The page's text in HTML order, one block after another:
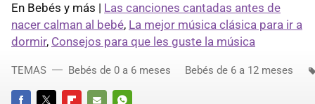
En Bebés y más | Las canciones cantadas antes de
nacer calman al bebé, La mejor música clásica para ir a
dormir, Consejos para que les guste la música
TEMAS Bebés de 0 a 6 meses Bebés de 6 a 12 meses